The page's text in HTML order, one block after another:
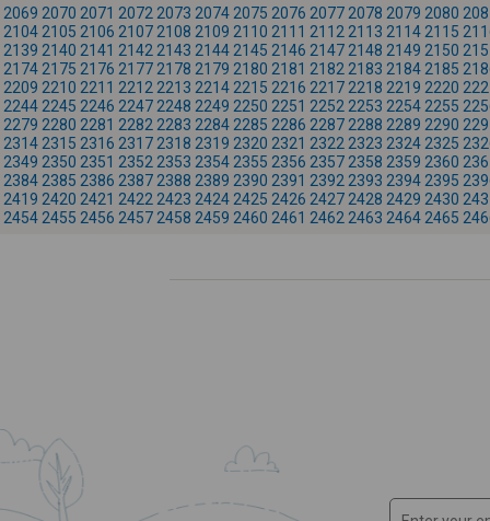
2069 2070 2071 2072 2073 2074 2075 2076 2077 2078 2079 2080
2104 2105 2106 2107 2108 2109 2110 2111 2112 2113 2114 2115
2139 2140 2141 2142 2143 2144 2145 2146 2147 2148 2149 2150
2174 2175 2176 2177 2178 2179 2180 2181 2182 2183 2184 2185
2209 2210 2211 2212 2213 2214 2215 2216 2217 2218 2219 2220
2244 2245 2246 2247 2248 2249 2250 2251 2252 2253 2254 2255
2279 2280 2281 2282 2283 2284 2285 2286 2287 2288 2289 2290
2314 2315 2316 2317 2318 2319 2320 2321 2322 2323 2324 2325
2349 2350 2351 2352 2353 2354 2355 2356 2357 2358 2359 2360
2384 2385 2386 2387 2388 2389 2390 2391 2392 2393 2394 2395
2419 2420 2421 2422 2423 2424 2425 2426 2427 2428 2429 2430
2454 2455 2456 2457 2458 2459 2460 2461 2462 2463 2464 2465